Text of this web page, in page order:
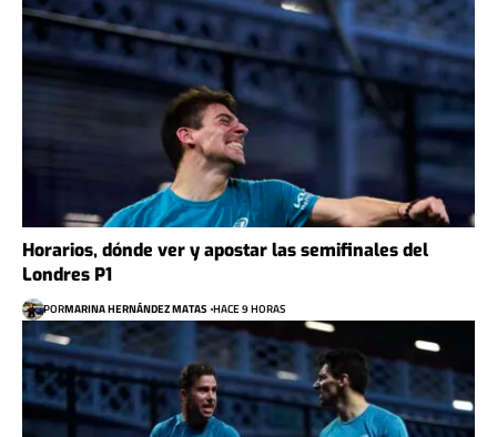
Horarios, dónde ver y apostar las semifinales del
Londres P1
PORMARINA HERNÁNDEZ MATAS HACE 9 HORAS